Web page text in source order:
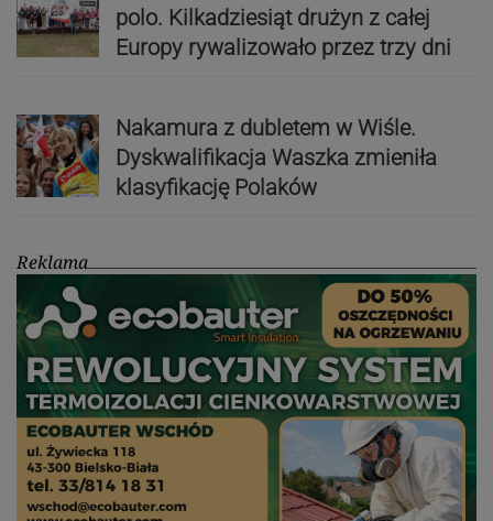
polo. Kilkadziesiąt drużyn z całej
Europy rywalizowało przez trzy dni
Nakamura z dubletem w Wiśle.
Dyskwalifikacja Waszka zmieniła
klasyfikację Polaków
Reklama